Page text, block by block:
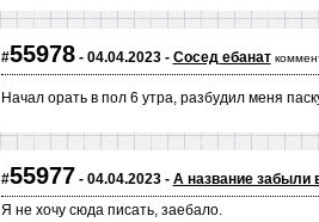
#55978- 04.04.2023 - Сосед ебанат
Начал орать в пол 6 утра, разбудил меня
#55977 - 04.04.2023 - А название забыли
Я не хочу сюда писать, заебало.